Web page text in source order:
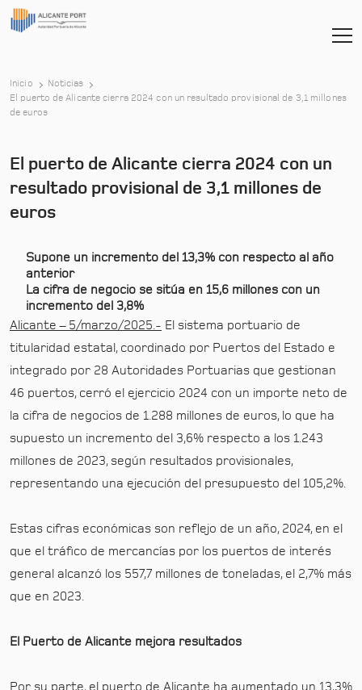
Inicio
Noticias
El puerto de Alicante cierra 2024 con un resultado provisional de 3,1 millones
de euros
-
El puerto de Alicante cierra 2024 con un
resultado provisional de 3,1 millones de
euros
Supone un incremento del 13,3% con respecto al año
anterior
La cifra de negocio se sitúa en 15,6 millones con un
incremento del 3,8%
Alicante – 5/marzo/2025.- El sistema portuario de
titularidad estatal, coordinado por Puertos del Estado e
integrado por 28 Autoridades Portuarias que gestionan
46 puertos, cerró el ejercicio 2024 con un importe neto de
la cifra de negocios de 1.288 millones de euros, lo que ha
supuesto un incremento del 3,6% respecto a los 1.243
millones de 2023, según resultados provisionales,
representando una ejecución del presupuesto del 105,2%.
Estas cifras económicas son reflejo de un año, 2024, en el
que el tráfico de mercancías por los puertos de interés
general alcanzó los 557,7 millones de toneladas, el 2,7% más
que en 2023.
El Puerto de Alicante mejora resultados
Por su parte, el puerto de Alicante ha aumentado un 13,3%